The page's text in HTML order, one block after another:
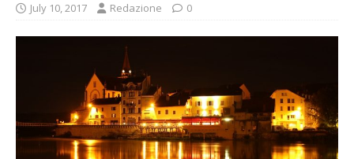
July 10, 2017 Redazione 0